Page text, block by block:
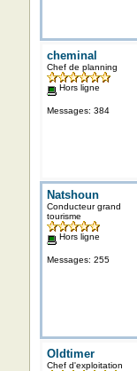
cheminal
Chef de planning
Hors ligne
Messages: 384
Natshoun
Conducteur grand
tourisme
Hors ligne
Messages: 255
Oldtimer
Chef d'exploitation